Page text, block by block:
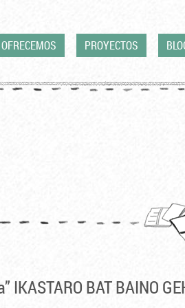
OFRECEMOS PROYECTOS
BAT BAINO